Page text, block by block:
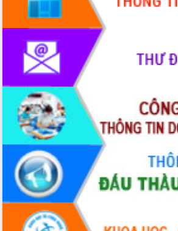
Khơi thông điểm nghẽn, đẩy nhanh
giải ngân vốn khắc phục thiên tai
HĐND tỉnh thông qua điều chỉnh Quy
hoạch tỉnh thời kỳ 2021-2030
Hội thảo góp ý hồ sơ điều chỉnh quy
hoạch tỉnh Đắk Lắk thời kỳ 2021-2030,
tầm nhìn đến năm 2050
Nâng cao hiệu quả hoạt động của các
doanh nghiệp nhà nước
Hội nghị triển khai kết nối mạng
truyền số liệu chuyên dùng phục vụ cơ
quan Đảng, Nhà nước
Lễ phát động chuỗi hoạt động chung
tay làm sạch môi trường
Xã Ea Kar bước chuyển mình trong
công tác cải cách hành chính mô hình
mới